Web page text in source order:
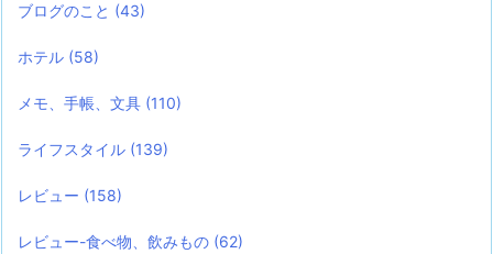
ブログのこと (43)
ホテル (58)
メモ、手帳、文具 (110)
ライフスタイル (139)
レビュー (158)
レビュー-食べ物、飲みもの (62)